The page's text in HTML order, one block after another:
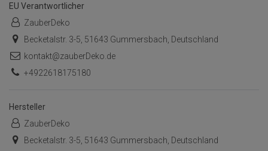
EU Verantwortlicher
ZauberDeko
Becketalstr. 3-5, 51643 Gummersbach, Deutschland
kontakt@zauberDeko.de
+4922618175180
Hersteller
ZauberDeko
Becketalstr. 3-5, 51643 Gummersbach, Deutschland